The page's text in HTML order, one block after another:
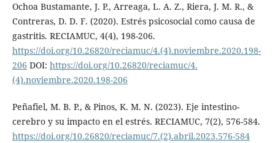
Ochoa Bustamante, J. P., Arreaga, L. A. Z., Riera, J. M. R., &
Contreras, D. D. F. (2020). Estrés psicosocial como causa de
gastritis. RECIAMUC, 4(4), 198-206.
https://doi.org/10.26820/reciamuc/4.(4).noviembre.2020.198-
206 DOI: https://doi.org/10.26820/reciamuc/4.
(4).noviembre.2020.198-206
Peñafiel, M. B. P., & Pinos, K. M. N. (2023). Eje intestino-
cerebro y su impacto en el estrés. RECIAMUC, 7(2), 576-584.
https://doi.org/10.26820/reciamuc/7.(2).abril.2023.576-584